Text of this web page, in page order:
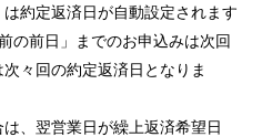
約定返済日が自動設定されます
の前日」までのお申込みは次回
々回の約定返済日となりま
、翌営業日が繰上返済希望日